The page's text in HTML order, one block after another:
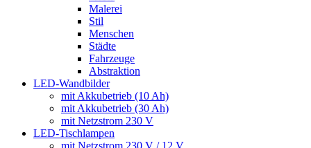
Malerei
Stil
Menschen
Städte
Fahrzeuge
Abstraktion
LED-Wandbilder
mit Akkubetrieb (10 Ah)
mit Akkubetrieb (30 Ah)
mit Netzstrom 230 V
LED-Tischlampen